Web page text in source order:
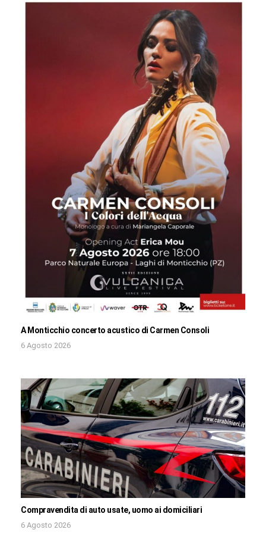
A Monticchio concerto acustico di Carmen Consoli
6 Agosto 2026
Compravendita di auto usate, uomo ai domiciliari
6 Agosto 2026